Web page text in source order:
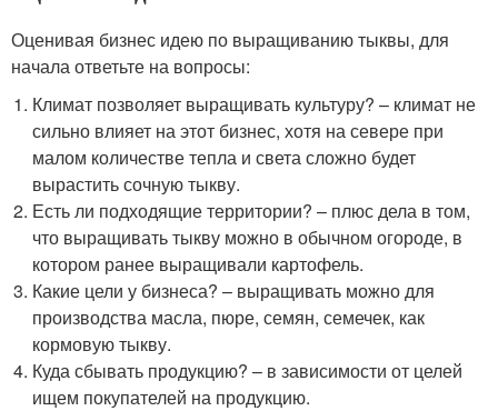
Оценивая бизнес идею по выращиванию тыквы, для
начала ответьте на вопросы:
Климат позволяет выращивать культуру? – климат не
сильно влияет на этот бизнес, хотя на севере при
малом количестве тепла и света сложно будет
вырастить сочную тыкву.
Есть ли подходящие территории? – плюс дела в том,
что выращивать тыкву можно в обычном огороде, в
котором ранее выращивали картофель.
Какие цели у бизнеса? – выращивать можно для
производства масла, пюре, семян, семечек, как
кормовую тыкву.
Куда сбывать продукцию? – в зависимости от целей
ищем покупателей на продукцию.